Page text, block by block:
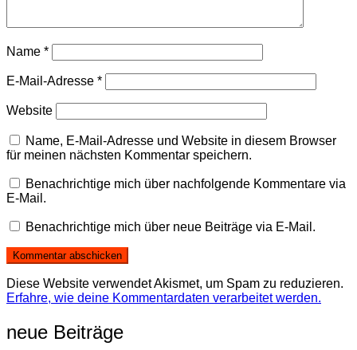
Name *
E-Mail-Adresse *
Website
Name, E-Mail-Adresse und Website in diesem Browser
für meinen nächsten Kommentar speichern.
Benachrichtige mich über nachfolgende Kommentare via
E-Mail.
Benachrichtige mich über neue Beiträge via E-Mail.
Diese Website verwendet Akismet, um Spam zu reduzieren.
Erfahre, wie deine Kommentardaten verarbeitet werden.
neue Beiträge